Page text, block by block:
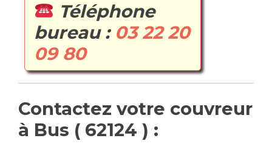
Téléphone
bureau : 03 22 20
09 80
Contactez votre couvreur
à Bus ( 62124 ) :